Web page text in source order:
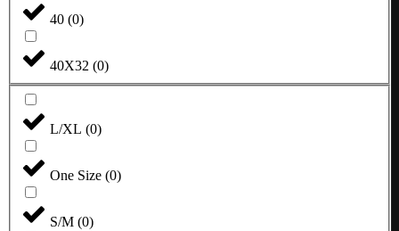
40 (0)
40X32 (0)
L/XL (0)
One Size (0)
S/M (0)